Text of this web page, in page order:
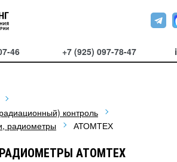
46 +7 (925) 097-78-47
контроль
радиометры
АТОМТЕХ
АТОМТЕХ